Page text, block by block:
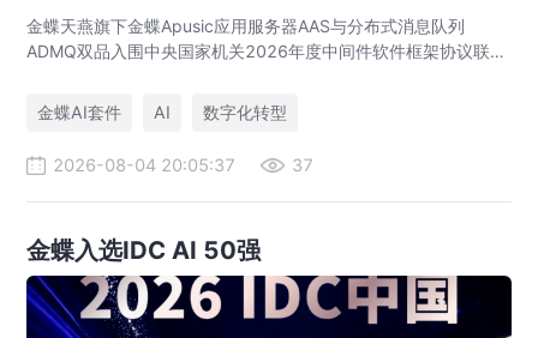
金蝶天燕旗下金蝶Apusic应用服务器AAS与分布式消息队列
ADMQ双品入围中央国家机关2026年度中间件软件框架协议联合
控实力。
金蝶AI套件 AI 数字化转型
2026-08-04 20:05:37 37
金蝶入选IDC AI 50强